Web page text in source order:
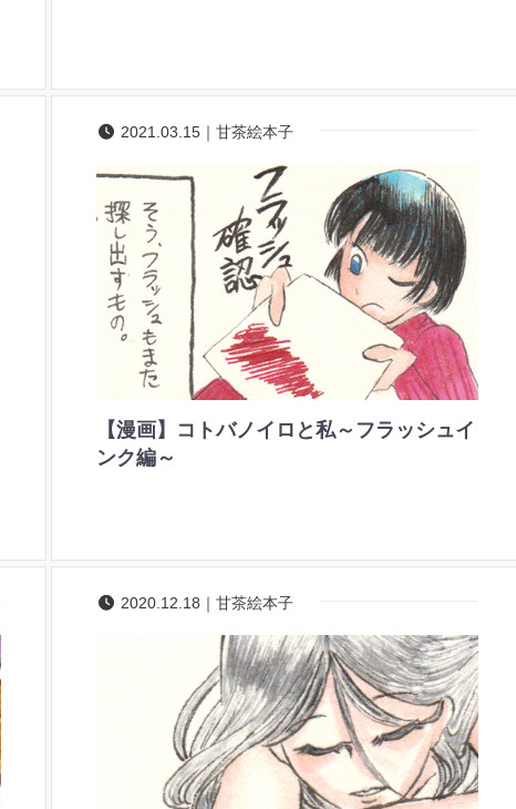
2021.03.15｜甘茶絵本子
【漫画】コトバノイロと私～フラッシュイ
ンク編～
2020.12.18｜甘茶絵本子